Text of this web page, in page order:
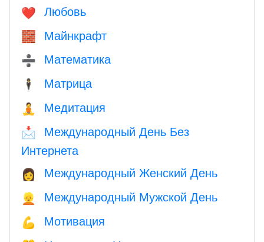
❤️️ Любовь
🧱 Майнкрафт
➗ Математика
🕴️ Матрица
🧘 Медитация
📩
Международный День Без
Интернета
👩 Международный Женский День
👱 Международный Мужской День
💪 Мотивация